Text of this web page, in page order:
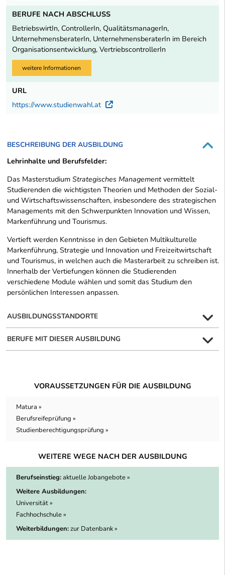
BERUFE NACH ABSCHLUSS
BetriebswirtIn, ControllerIn, QualitätsmanagerIn,
UnternehmensberaterIn, UnternehmensberaterIn im Bereich
Organisationsentwicklung, VertriebscontrollerIn
weitere Informationen
URL
https://www.studienwahl.at
Externer Link
BESCHREIBUNG DER AUSBILDUNG
Lehrinhalte und Berufsfelder:
Das Masterstudium Strategisches Managementvermittelt
Studierenden die wichtigsten Theorien und Methoden der Sozial-
und Wirtschaftswissenschaften, insbesondere des strategischen
Managements mit den Schwerpunkten Innovation und Wissen,
Markenführung und Tourismus.
Vertieft werden Kenntnisse in den Gebieten Multikulturelle
Markenführung, Strategie und Innovation und Freizeitwirtschaft
und Tourismus, in welchen auch die Masterarbeit zu schreiben ist.
Innerhalb der Vertiefungen können die Studierenden
verschiedene Module wählen und somit das Studium den
persönlichen Interessen anpassen.
AUSBILDUNGSSTANDORTE
BERUFE MIT DIESER AUSBILDUNG
VORAUSSETZUNGEN FÜR DIE AUSBILDUNG
Matura »
Berufsreifeprüfung »
Studienberechtigungsprüfung »
WEITERE WEGE NACH DER AUSBILDUNG
Berufseinstieg:aktuelle Jobangebote »
Weitere Ausbildungen:
Universität »
Fachhochschule »
Weiterbildungen:zur Datenbank »